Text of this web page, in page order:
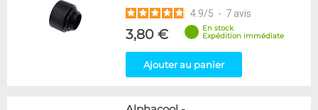
4.9/5 - 7 avis
3,80 €
En stock
Expédition immédiate
Ajouter au panier